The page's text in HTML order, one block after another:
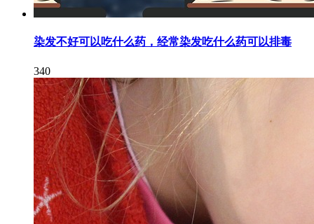
染发不好可以吃什么药，经常染发吃什么药可以排毒
340